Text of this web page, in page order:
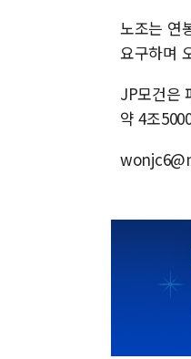
노조는 연
요구하며
JP모건은
약 4조